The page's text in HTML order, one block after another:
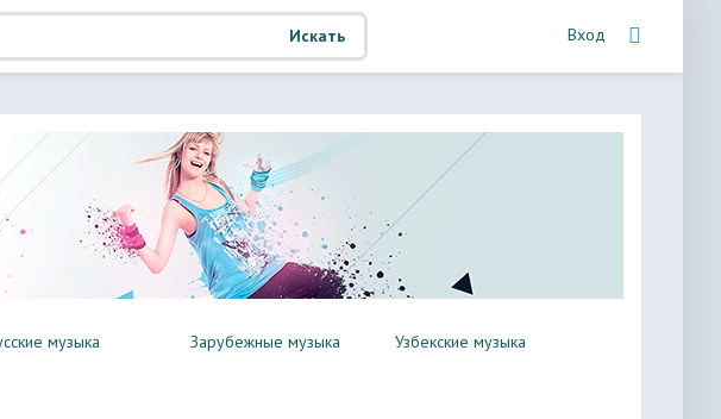
Искать Вход
музыка Зарубежные музыка
Узбекские музыка